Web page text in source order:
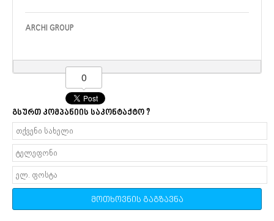
ARCHI GROUP
0
გსურთ კომპანიის საკონტაქტო ?
მოთხოვნის გაგზავნა